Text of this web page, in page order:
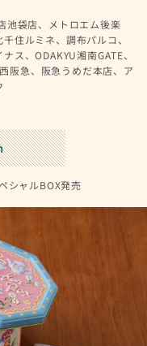
池袋店、メトロエム後楽
住ルミネ、調布パルコ、
ス、ODAKYU湘南GATE、
阪急、阪急うめだ本店、ア
シャルBOX発売